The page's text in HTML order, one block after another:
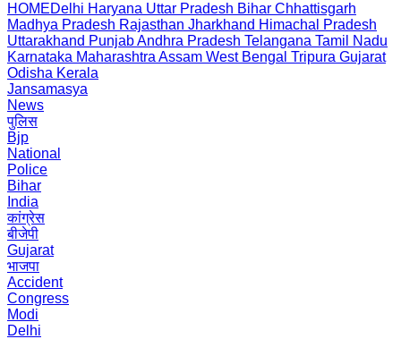
HOMEDelhi Haryana Uttar Pradesh Bihar Chhattisgarh
Madhya Pradesh Rajasthan Jharkhand Himachal Pradesh
Uttarakhand PunjabAndhra Pradesh Telangana Tamil Nadu
Karnataka Maharashtra Assam West Bengal Tripura Gujarat
Odisha Kerala
Jansamasya
News
पुलिस
Bjp
National
Police
Bihar
India
कांग्रेस
बीजेपी
Gujarat
भाजपा
Accident
Congress
Modi
Delhi